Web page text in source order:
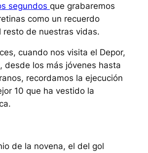
segundos que grabaremos
como un recuerdo
resto de nuestras vidas.
cuando nos visita el Depor,
desde los más jóvenes hasta
recordamos la ejecución
10 que ha vestido la
de la novena, el del gol